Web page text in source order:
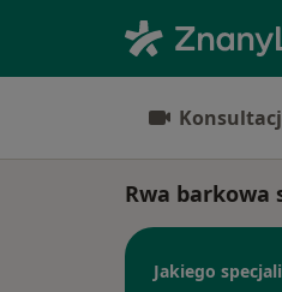
Rwa barkowa
Jakiego